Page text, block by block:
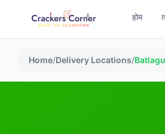
होम
Home/Delivery Locations/